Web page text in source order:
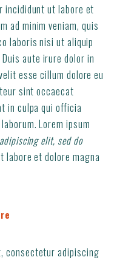
incididunt ut labore et
ad minim veniam, quis
laboris nisi ut aliquip
aute irure dolor in
esse cillum dolore eu
sint occaecat
in culpa qui officia
Lorem ipsum
elit, sed do
et dolore magna
consectetur adipiscing